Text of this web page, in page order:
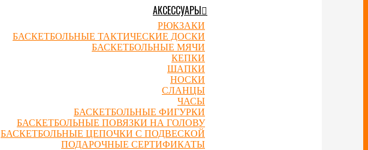
АКСЕССУАРЫ
РЮКЗАКИ
БАСКЕТБОЛЬНЫЕ ТАКТИЧЕСКИЕ ДОСКИ
БАСКЕТБОЛЬНЫЕ МЯЧИ
КЕПКИ
ШАПКИ
НОСКИ
СЛАНЦЫ
ЧАСЫ
БАСКЕТБОЛЬНЫЕ ФИГУРКИ
БАСКЕТБОЛЬНЫЕ ПОВЯЗКИ НА ГОЛОВУ
БАСКЕТБОЛЬНЫЕ ЦЕПОЧКИ С ПОДВЕСКОЙ
ПОДАРОЧНЫЕ СЕРТИФИКАТЫ